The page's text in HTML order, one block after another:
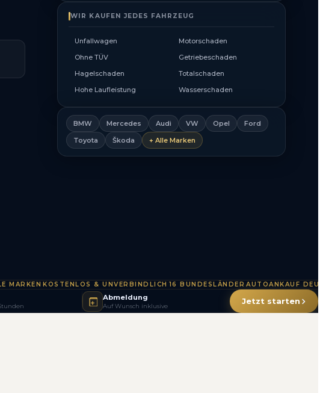
WIR KAUFEN JEDES FAHRZEUG
Unfallwagen
Motorschaden
Ohne TÜV
Getriebeschaden
Hagelschaden
Totalschaden
Hohe Laufleistung
Wasserschaden
BMW Mercedes Audi VW Opel
Ford
Toyota
Škoda + Alle Marken
·KOSTENLOS & UNVERBINDLICH· 16 BUNDESLÄNDER·AUTOANKAUF
Abmeldung
Auf Wunsch inklusive Jetzt starten